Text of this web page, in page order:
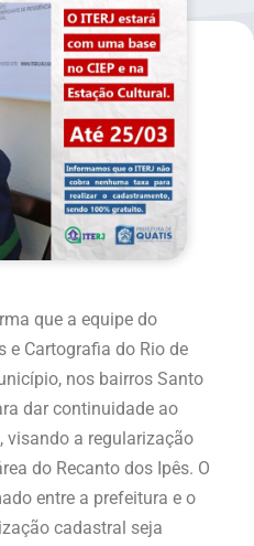
que a equipe do
e Cartografia do Rio de
nos bairros Santo
dar continuidade ao
visando a regularização
do Recanto dos Ipês. O
entre a prefeitura e o
cadastral seja